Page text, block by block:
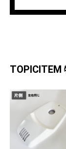
TOPICITEM